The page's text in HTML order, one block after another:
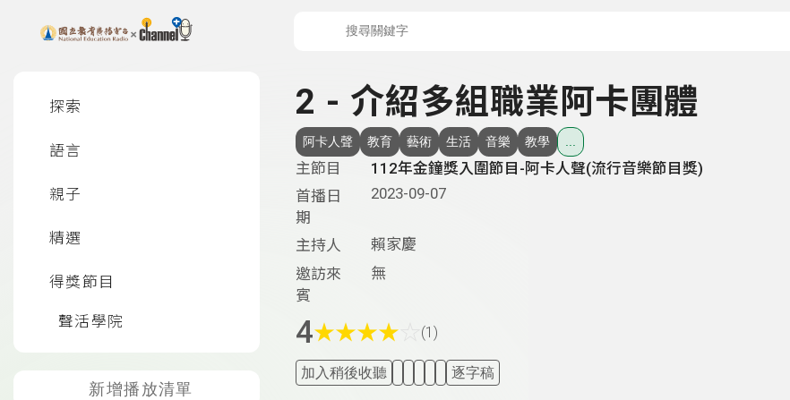
上方功能區塊
探索
語言
親子
精選
得獎節目
聲活學院
新增播放清單
2 - 介紹多組職業阿卡團體
阿卡人聲 教育 藝術 生活 音樂 教學
主節目
112年金鐘獎入圍節目-阿卡人聲(流行音樂節目獎)
首播日
期
2023-09-07
主持人
賴家慶
邀訪來
賓
無
4★★★★ (1)
加入稍後收聽 逐字稿